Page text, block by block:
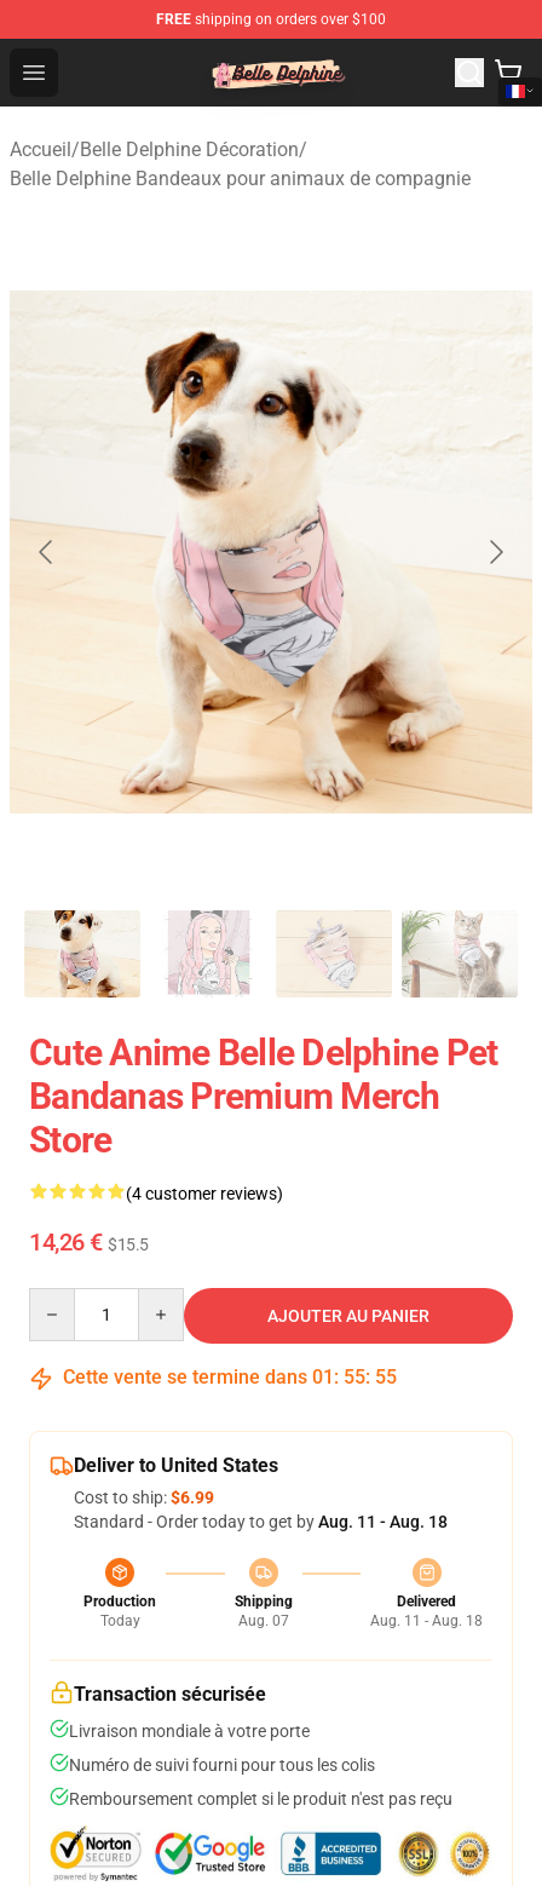
FREE shipping on orders over $100
Open menu
Belle Delphine Store - Official Belle Delphine
Accueil/Belle Delphine Décoration/
Belle Delphine Bandeaux pour animaux de compagnie
Cute Anime Belle Delphine Pet
Bandanas Premium Merch
Store
(4 customer reviews)
14,26 € $15.5
AJOUTER AU PANIER
Cette vente se termine dans 01 : 55: 54
Deliver to United States
Cost to ship:$6.99
Standard - Order today to get byAug. 11 - Aug. 18
Production
Today
Shipping
Aug. 07
Delivered
Aug. 11 - Aug. 18
Transaction sécurisée
Livraison mondiale à votre porte
Numéro de suivi fourni pour tous les colis
Remboursement complet si le produit n'est pas reçu